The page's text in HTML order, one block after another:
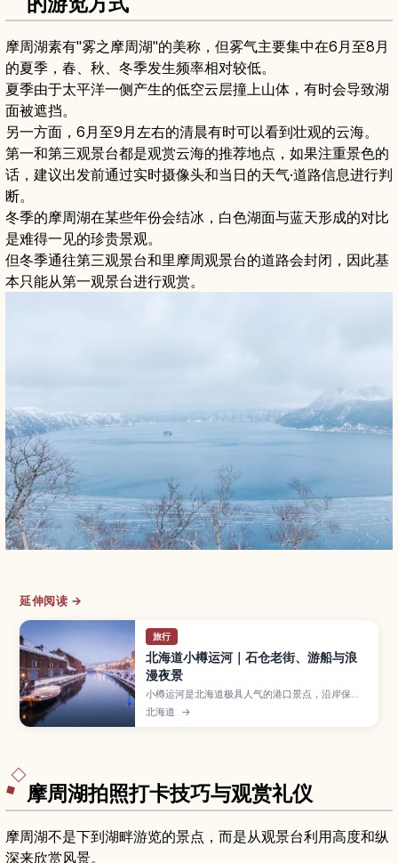
摩周湖素有"雾之摩周湖"的美称，但雾气主要集中在6月至8月
的夏季，春、秋、冬季发生频率相对较低。
夏季由于太平洋一侧产生的低空云层撞上山体，有时会导致湖
面被遮挡。
另一方面，6月至9月左右的清晨有时可以看到壮观的云海。
第一和第三观景台都是观赏云海的推荐地点，如果注重景色的
话，建议出发前通过实时摄像头和当日的天气·道路信息进行判
断。
冬季的摩周湖在某些年份会结冰，白色湖面与蓝天形成的对比
是难得一见的珍贵景观。
但冬季通往第三观景台和里摩周观景台的道路会封闭，因此基
本只能从第一观景台进行观赏。
延伸阅读 →
旅行
北海道小樽运河｜石仓老街、游船与浪
漫夜景
小樽运河是北海道极具人气的港口景点，沿岸保留
着石造仓库和复古煤气灯，白天适合散步拍照，夜
晚灯光倒映在水面格外浪漫。文章介绍运河的历
北海道 →
摩周湖拍照打卡技巧与观赏礼仪
摩周湖不是下到湖畔游览的景点，而是从观景台利用高度和纵
深来欣赏风景。